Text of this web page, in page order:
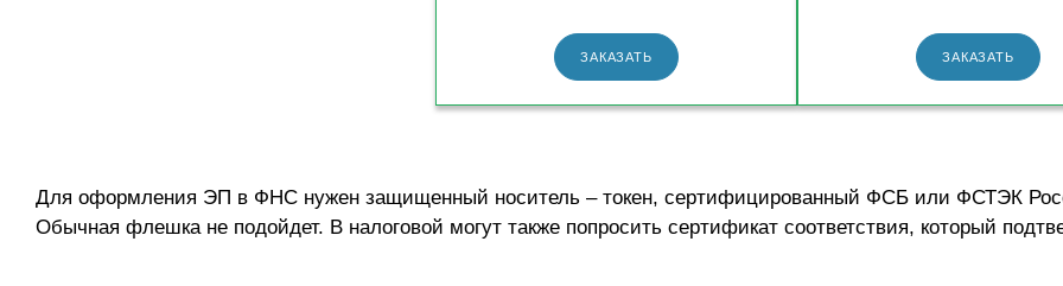
ЗАКАЗАТЬ ЗАКАЗАТЬ
Для оформления ЭП в ФНС нужен защищенный носитель – токен, сертифицированный ФСБ или ФСТЭК
Обычная флешка не подойдет. В налоговой могут также попросить сертификат соответствия, который